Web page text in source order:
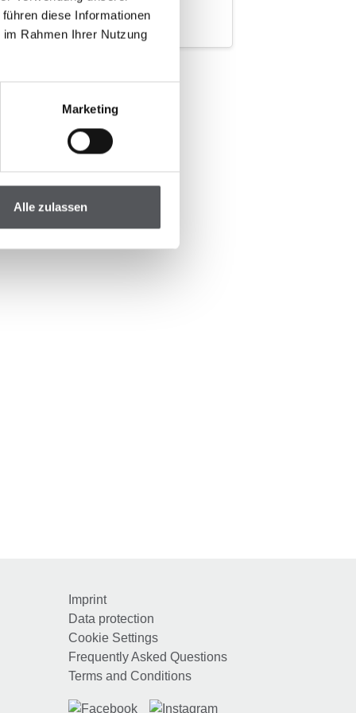
diese Informationen
Rahmen Ihrer Nutzung
Marketing
Alle zulassen
more
Imprint
Data protection
Cookie Settings
Frequently Asked Questions
Terms and Conditions